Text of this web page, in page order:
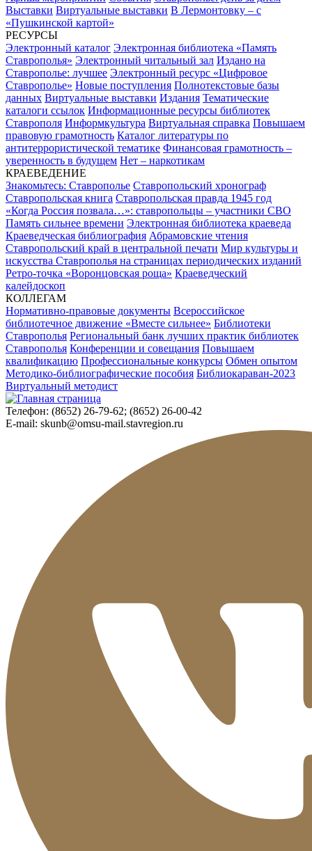
Выставки Виртуальные выставки В Лермонтовку – с
«Пушкинской картой»
РЕСУРСЫ
Электронный каталог Электронная библиотека «Память
Ставрополья» Электронный читальный зал Издано на
Ставрополье: лучшее Электронный ресурс «Цифровое
Ставрополье» Новые поступления Полнотекстовые базы
данных Виртуальные выставки Издания Тематические
каталоги ссылок Информационные ресурсы библиотек
Ставрополя Информкультура Виртуальная справка Повышаем
правовую грамотность Каталог литературы по
антитеррористической тематике Финансовая грамотность –
уверенность в будущем Нет – наркотикам
КРАЕВЕДЕНИЕ
Знакомьтесь: Ставрополье Ставропольский хронограф
Ставропольская книга Ставропольская правда 1945 год
«Когда Россия позвала…»: ставропольцы – участники СВО
Память сильнее времени Электронная библиотека краеведа
Краеведческая библиография Абрамовские чтения
Ставропольский край в центральной печати Мир культуры и
искусства Ставрополья на страницах периодических изданий
Ретро-точка «Воронцовская роща» Краеведческий
калейдоскоп
КОЛЛЕГАМ
Нормативно-правовые документы Всероссийское
библиотечное движение «Вместе сильнее» Библиотеки
Ставрополья Региональный банк лучших практик библиотек
Ставрополья Конференции и совещания Повышаем
квалификацию Профессиональные конкурсы Обмен опытом
Методико-библиографические пособия Библиокараван-2023
Виртуальный методист
Телефон: (8652) 26-79-62; (8652) 26-00-42
E-mail: skunb@omsu-mail.stavregion.ru